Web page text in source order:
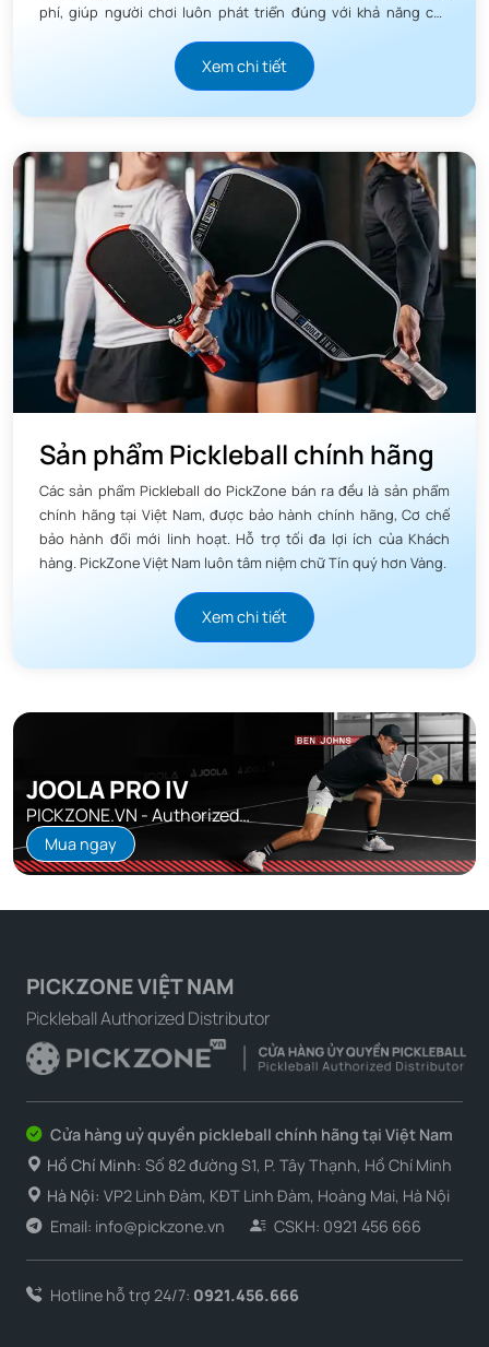
phí, giúp người chơi luôn phát triển đúng với khả năng của
Xem chi tiết
Sản phẩm Pickleball chính hãng
Các sản phẩm Pickleball do PickZone bán ra đều là sản phẩm
chính hãng tại Việt Nam, được bảo hành chính hãng, Cơ chế
bảo hành đổi mới linh hoạt. Hỗ trợ tối đa lợi ích của Khách
hàng. PickZone Việt Nam luôn tâm niệm chữ Tín quý hơn Vàng.
Xem chi tiết
JOOLA PRO IV
PICKZONE.VN - Authorized
Distributor
Mua ngay
PICKZONE VIỆT NAM
Pickleball Authorized Distributor
Cửa hàng uỷ quyền pickleball chính hãng tại Việt Nam
Hồ Chí Minh: Số 82 đường S1, P. Tây Thạnh, Hồ Chí Minh
Hà Nội: VP2 Linh Đàm, KĐT Linh Đàm, Hoàng Mai, Hà Nội
Email: info@pickzone.vn
CSKH: 0921 456 666
Hotline hỗ trợ 24/7: 0921.456.666